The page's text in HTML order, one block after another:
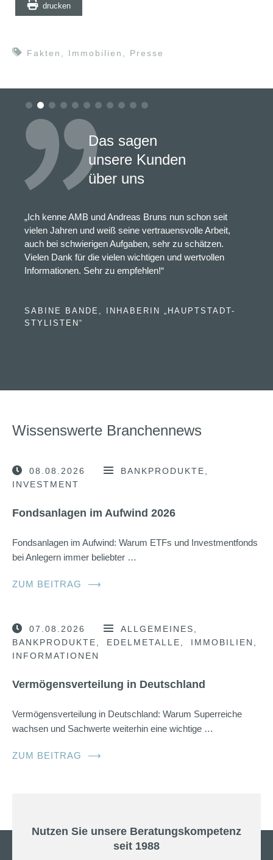
drucken
Fakten Immobilien Presse
Das sagen
unsere Kunden
über uns
„Ich kenne AMB und Andreas Bruns nun schon seit
vielen Jahren und weiß seine vertrauensvolle Arbeit,
auch bei schwierigen Aufgaben, sehr zu schätzen.
Vielen Dank für die vielen wichtigen und wertvollen
Informationen. Sehr zu empfehlen!“
SABINE BANDE, INHABERIN „HAUPTSTADT-
STYLISTEN“
Wissenswerte Branchennews
08.08.2026
BANKPRODUKTE
INVESTMENT
Fondsanlagen im Aufwind 2026
Fondsanlagen im Aufwind: Warum ETFs und Investmentfonds
bei Anlegern immer beliebter …
ZUM BEITRAG ⟶
07.08.2026
ALLGEMEINES
BANKPRODUKTE
EDELMETALLE
IMMOBILIEN
INFORMATIONEN
Vermögensverteilung in Deutschland
Vermögensverteilung in Deutschland: Warum Superreiche
wachsen und Sachwerte weiterhin eine wichtige …
ZUM BEITRAG ⟶
Nutzen Sie unsere Beratungskompetenz
seit 1988